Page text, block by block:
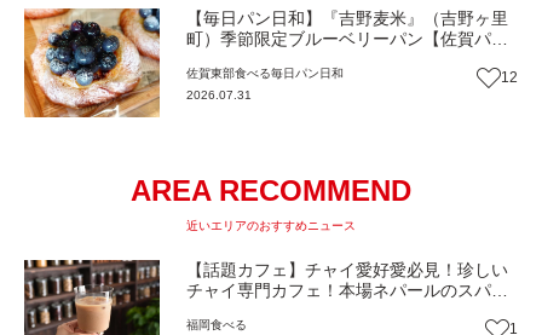
【毎日パン日和】『吉野麦米』（吉野ヶ里
町）季節限定ブルーベリーパン【佐賀パ
佐賀東部食べる毎日パン日和
2026.07.31
12
AREA RECOMMEND
近いエリアのおすすめニュース
【話題カフェ】チャイ愛好愛必見！珍しい
チャイ専門カフェ！本場ネパールのスパイ
ン（福岡市南区）【まち歩き】
福岡食べる
1